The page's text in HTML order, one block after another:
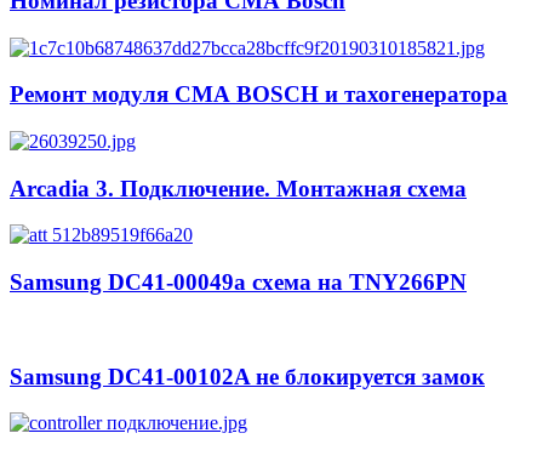
Ремонт модуля СМА BOSCH и тахогенератора
Arcadia 3. Подключение. Монтажная схема
Samsung DC41-00049a схема на TNY266PN
Samsung DC41-00102A не блокируется замок